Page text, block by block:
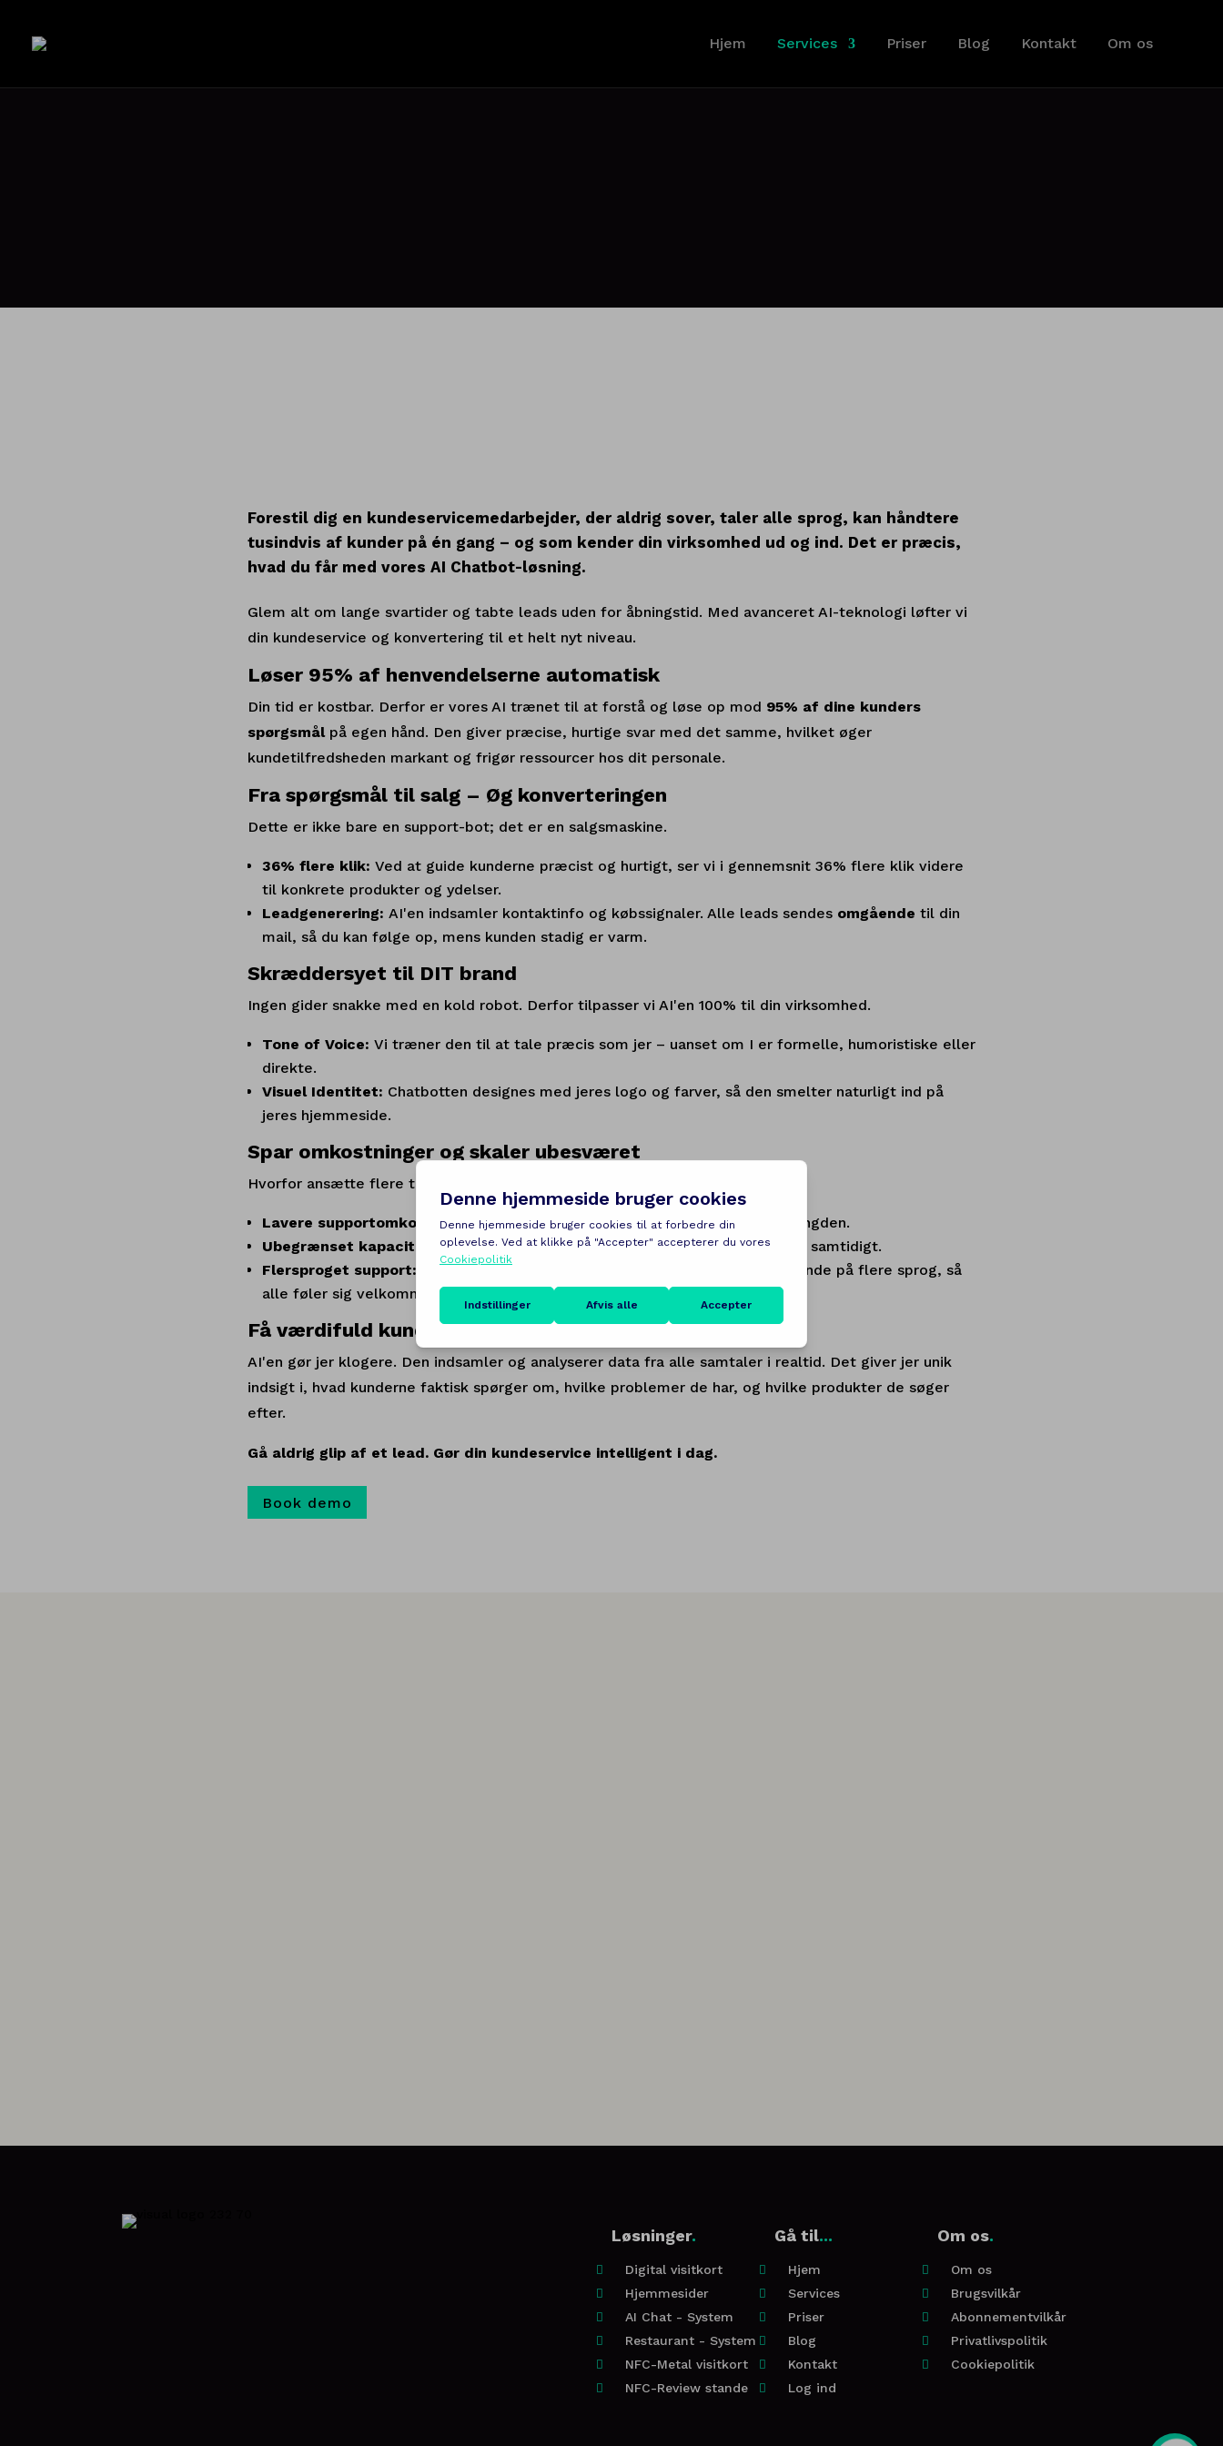
Hjem Services Priser Blog Kontakt Om os
Forestil dig en kundeservicemedarbejder, der aldrig sover, taler alle sprog, kan håndtere
tusindvis af kunder på én gang – og som kender din virksomhed ud og ind. Det er præcis,
hvad du får med vores AI Chatbot-løsning.
Glem alt om lange svartider og tabte leads uden for åbningstid. Med avanceret AI-teknologi løfter vi
din kundeservice og konvertering til et helt nyt niveau.
Løser 95% af henvendelserne automatisk
Din tid er kostbar. Derfor er vores AI trænet til at forstå og løse op mod 95% af dine kunders
spørgsmål på egen hånd. Den giver præcise, hurtige svar med det samme, hvilket øger
kundetilfredsheden markant og frigør ressourcer hos dit personale.
Fra spørgsmål til salg – Øg konverteringen
Dette er ikke bare en support-bot; det er en salgsmaskine.
36% flere klik: Ved at guide kunderne præcist og hurtigt, ser vi i gennemsnit 36% flere klik videre
til konkrete produkter og ydelser.
Leadgenerering: AI'en indsamler kontaktinfo og købssignaler. Alle leads sendes omgående til din
mail, så du kan følge op, mens kunden stadig er varm.
Skræddersyet til DIT brand
Ingen gider snakke med en kold robot. Derfor tilpasser vi AI'en 100% til din virksomhed.
Tone of Voice: Vi træner den til at tale præcis som jer – uanset om I er formelle, humoristiske eller
direkte.
Visuel Identitet: Chatbotten designes med jeres logo og farver, så den smelter naturligt ind på
jeres hjemmeside.
Spar omkostninger og skaler ubesværet
Hvorfor ansætte flere til at svare på de samme spørgsmål igen og igen?
Lavere supportomkostninger: Reducer driften ved at lade AI håndtere mængden.
Ubegrænset kapacitet:
Om der er 5 eller 5.000 besøgende, svarer den alle samtidigt.
Flersproget support:
Har du internationale kunder? Chatbotten svarer flydende på flere sprog, så
alle føler sig velkomne.
Få værdifuld kundeindsigt
AI'en gør jer klogere. Den indsamler og analyserer data fra alle samtaler i realtid. Det giver jer unik
indsigt i, hvad kunderne faktisk spørger om, hvilke problemer de har, og hvilke produkter de søger
efter.
Gå aldrig glip af et lead. Gør din kundeservice intelligent i dag.
Book demo
Løsninger.
 Digital visitkort
 Hjemmesider
 AI Chat - System
 Restaurant - System
 NFC-Metal visitkort
 NFC-Review stande
Gå til...
 Hjem
 Services
 Priser
 Blog
 Kontakt
 Log ind
Om os.
 Om os
 Brugsvilkår
 Abonnementvilkår
 Privatlivspolitik
 Cookiepolitik